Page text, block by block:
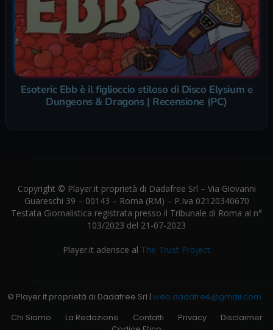
Esoteric Ebb è il figlioccio stiloso di Disco Elysium e
Dungeons & Dragons | Recensione (PC)
Copyright © Player.it proprietà di Dadafree Srl – Via Giovanni
Guareschi 39 – 00143 – Roma (RM) – P.Iva 02120340670
Testata Giornalistica registrata presso il Tribunale di Roma al n°
103/2023 del 21-07-2023
Player.it aderisce al The Trust Project
© Player.it proprietà di Dadafree Srl | web.dadafree@gmail.com
Chi Siamo
La Redazione Contatti Privacy
Disclaimer